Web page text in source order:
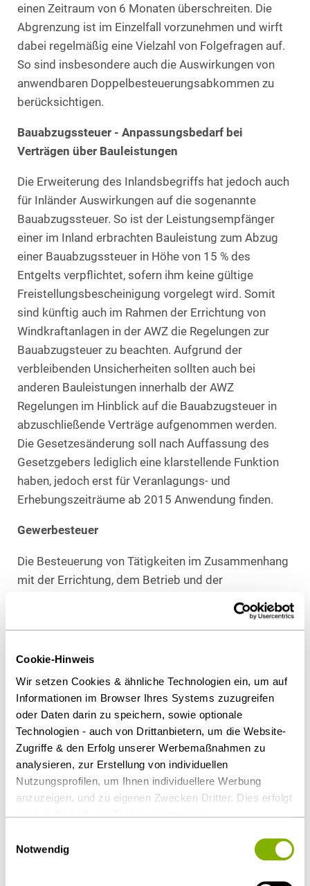
Cookie-Hinweis
Wir setzen Cookies & ähnliche Technologien ein, um auf
Informationen im Browser Ihres Systems zuzugreifen
oder Daten darin zu speichern, sowie optionale
Technologien - auch von Drittanbietern, um die Website-
Zugriffe & den Erfolg unserer Werbemaßnahmen zu
analysieren, zur Erstellung von individuellen
Nutzungsprofilen, um Ihnen individuellere Werbung
anzuzeigen, und zu eigenen Zwecken Dritter. Dies erfolgt
auch außerhalb der EU bei geringerem
Regelungen das Risiko des staatlichen Zugriffs &
auszuschließen ist. Sie können Ihre Einwilligung jederzeit
Notwendig
einen Zeitraum von 6 Monaten überschreiten. Die
Abgrenzung ist im Einzelfall vorzunehmen und wirft
dabei regelmäßig eine Vielzahl von Folgefragen auf.
So sind insbesondere auch die Auswirkungen von
anwendbaren Doppelbesteuerungsabkommen zu
berücksichtigen.
Bauabzugssteuer - Anpassungsbedarf bei
Verträgen über Bauleistungen
Die Erweiterung des Inlandsbegriffs hat jedoch auch
für Inländer Auswirkungen auf die sogenannte
Bauabzugssteuer. So ist der Leistungsempfänger
einer im Inland erbrachten Bauleistung zum Abzug
einer Bauabzugssteuer in Höhe von 15 % des
Entgelts verpflichtet, sofern ihm keine gültige
Freistellungsbescheinigung vorgelegt wird. Somit
sind künftig auch im Rahmen der Errichtung von
Windkraftanlagen in der AWZ die Regelungen zur
Bauabzugsteuer zu beachten. Aufgrund der
verbleibenden Unsicherheiten sollten auch bei
anderen Bauleistungen innerhalb der AWZ
Regelungen im Hinblick auf die Bauabzugsteuer in
abzuschließende Verträge aufgenommen werden.
Die Gesetzesänderung soll nach Auffassung des
Gesetzgebers lediglich eine klarstellende Funktion
haben, jedoch erst für Veranlagungs- und
Erhebungszeiträume ab 2015 Anwendung finden.
Gewerbesteuer
Die Besteuerung von Tätigkeiten im Zusammenhang
mit der Errichtung, dem Betrieb und der
trotz einer Ausdehnung des Inlandsbegriffs für
unklar, ob der Betrieb von Offshore-
Windkraftanlagen der Gewerbesteuer unterliegt.
Insoweit ist die Zuordnung bzw. Rechtmäßigkeit
erfolgter Zuordnungen zu bestimmten Gemeinden
aufgrund von Landesverordnungen weiterhin
umstritten. Die Gewerbesteuerveranlagung sollte
insoweit in jedem Fall offengehalten werden.